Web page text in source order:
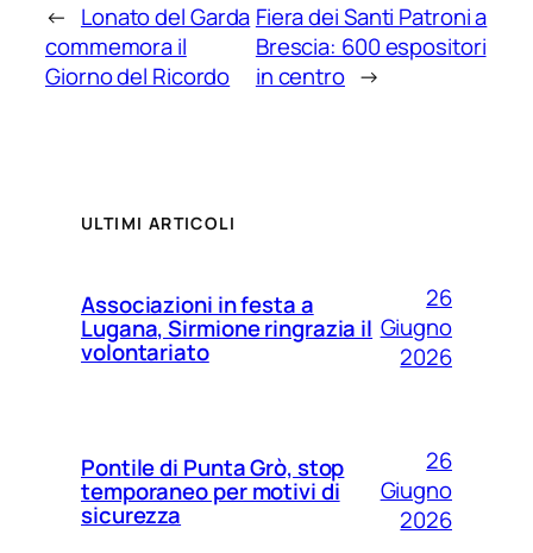
← Lonato del Garda
commemora il
Giorno del Ricordo
Fiera dei Santi Patroni a
Brescia: 600 espositori
in centro →
ULTIMI ARTICOLI
Associazioni in festa a
Lugana, Sirmione ringrazia il
volontariato
26
Giugno
2026
Pontile di Punta Grò, stop
temporaneo per motivi di
sicurezza
26
Giugno
2026